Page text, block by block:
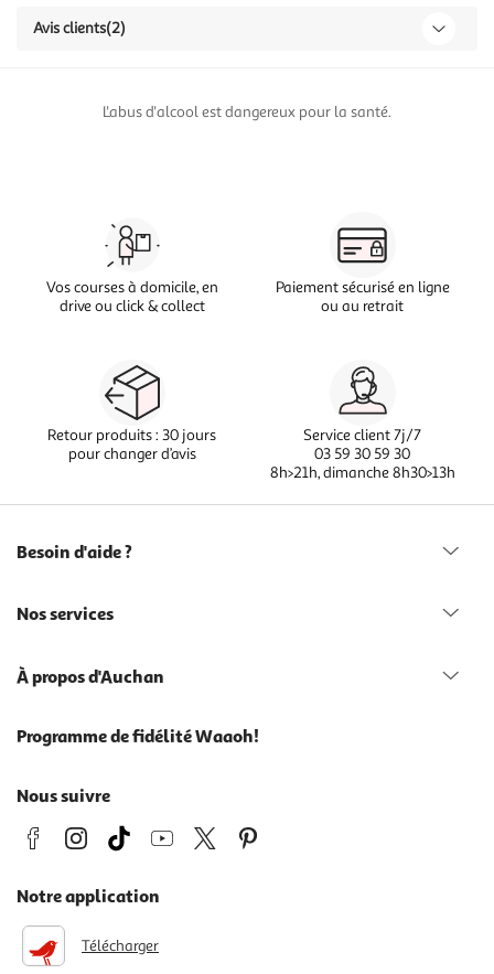
Avis clients(2)
L'abus d'alcool est dangereux pour la santé.
Vos courses à domicile, en
drive ou click & collect
Paiement sécurisé en ligne
ou au retrait
Retour produits : 30 jours
pour changer d’avis
Service client 7j/7
03 59 30 59 30
8h>21h, dimanche 8h30>13h
Besoin d'aide ?
Nos services
À propos d'Auchan
Programme de fidélité Waaoh!
Nous suivre
Notre application
Télécharger